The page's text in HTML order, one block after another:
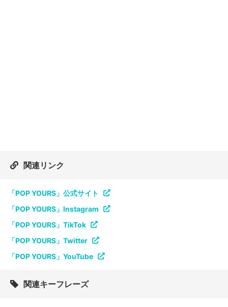
関連リンク
「POP YOURS」公式サイト
「POP YOURS」Instagram
「POP YOURS」TikTok
「POP YOURS」Twitter
「POP YOURS」YouTube
関連キーフレーズ